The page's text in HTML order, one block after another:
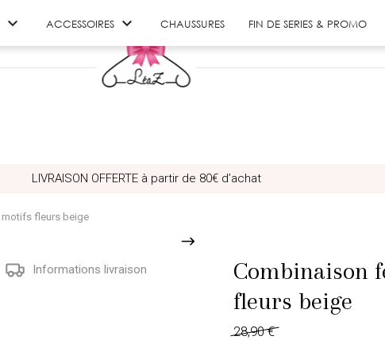
 ACCESSOIRES  CHAUSSURES FIN DE SERIES & PROMO
LIVRAISON OFFERTE à partir de 80€ d’achat
fleurs beige
Informations livraison
Combinaison
fleurs beige
28,90 €